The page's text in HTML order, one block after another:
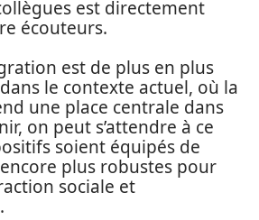
est directement
écouteurs.
est de plus en plus
le contexte actuel, où la
une place centrale dans
on peut s’attendre à ce
soient équipés de
plus robustes pour
sociale et